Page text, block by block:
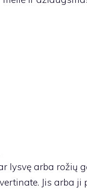
lysvę arba rožių
Jis arba